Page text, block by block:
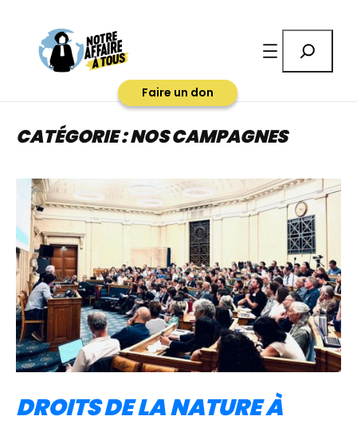
contenu
Faire un don
CATÉGORIE :NOS CAMPAGNES
DROITS DE LA NATURE À